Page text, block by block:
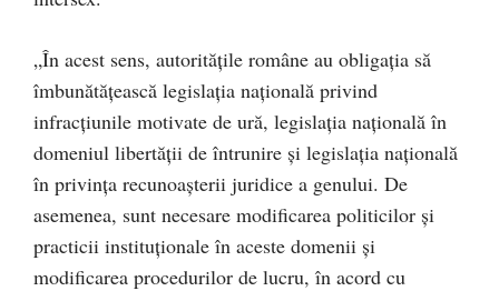
„În acest sens, autoritățile române au obligația să
îmbunătățească legislația națională privind
infracțiunile motivate de ură, legislația națională în
domeniul libertății de întrunire și legislația națională
în privința recunoașterii juridice a genului. De
asemenea, sunt necesare modificarea politicilor și
practicii instituționale în aceste domenii și
modificarea procedurilor de lucru, în acord cu